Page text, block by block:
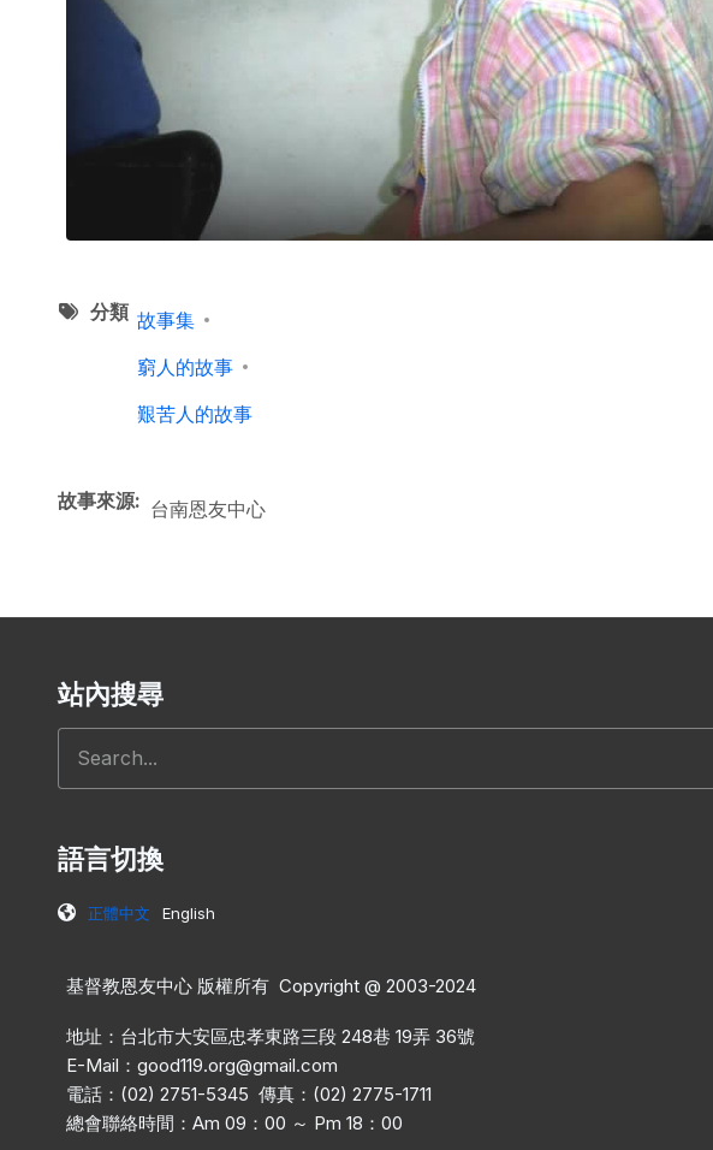
分類 故事集
窮人的故事
艱苦人的故事
故事來源 台南恩友中心
站內搜尋
語言切換
正體中文 English
基督教恩友中心 版權所有 Copyright @ 2003-2024
地址：台北市大安區忠孝東路三段 248巷 19弄 36號
E-Mail： good119.org@gmail.com
電話：(02) 2751-5345 傳真：(02) 2775-1711
總會聯絡時間：Am 09：00 ～ Pm 18：00